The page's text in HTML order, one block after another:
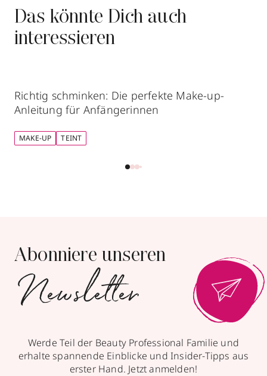
Das könnte Dich auch
interessieren
Richtig schminken: Die perfekte Make-up-
Anleitung für Anfängerinnen
MAKE-UP TEINT
Abonniere unseren
Newsletter
Werde Teil der Beauty Professional Familie und
erhalte spannende Einblicke und Insider-Tipps aus
erster Hand. Jetzt anmelden!